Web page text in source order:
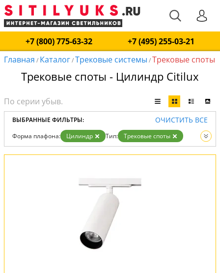
+7 (800) 775-63-32
+7 (495) 255-03-21
Главная / Каталог/Трековые системы /Трековые споты
Трековые споты - Цилиндр Citilux
ВЫБРАННЫЕ ФИЛЬТРЫ: ОЧИСТИТЬ ВСЕ
Форма плафона: Цилиндр Тип:
Трековые споты
Вид:
Трековые системы